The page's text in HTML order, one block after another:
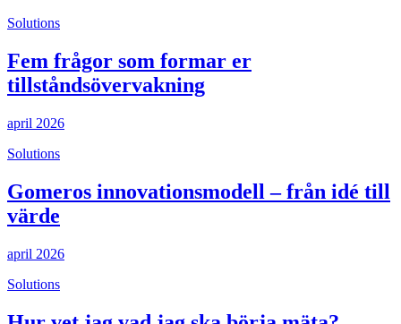
Solutions
Fem frågor som formar er
tillståndsövervakning
april 2026
Solutions
Gomeros innovationsmodell – från idé till
värde
april 2026
Solutions